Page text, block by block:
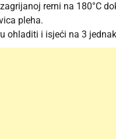
rerni na 180°C
pleha.
ohladiti i isjeći na 3